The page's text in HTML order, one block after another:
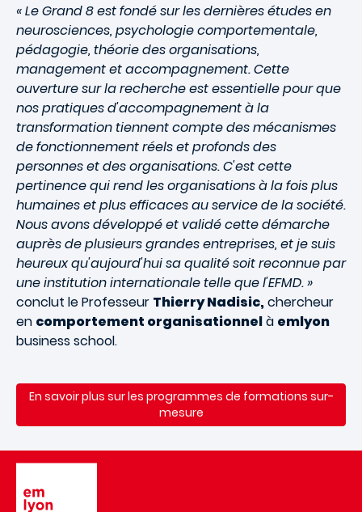
« Le Grand 8 est fondé sur les dernières études en
neurosciences, psychologie comportementale,
pédagogie, théorie des organisations,
management et accompagnement. Cette
ouverture sur la recherche est essentielle pour que
nos pratiques d'accompagnement à la
transformation tiennent compte des mécanismes
de fonctionnement réels et profonds des
personnes et des organisations. C'est cette
pertinence qui rend les organisations à la fois plus
humaines et plus efficaces au service de la société.
Nous avons développé et validé cette démarche
auprès de plusieurs grandes entreprises, et je suis
heureux qu'aujourd'hui sa qualité soit reconnue par
une institution internationale telle que l'EFMD. »
conclut le Professeur Thierry Nadisic,chercheur
en comportement organisationnelà emlyon
business school.
En savoir plus sur les programmes de formations sur-
mesure